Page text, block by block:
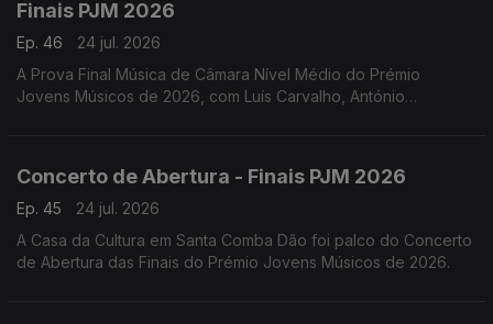
Finais PJM 2026
Ep. 46
24 jul. 2026
A Prova Final Música de Câmara Nível Médio do Prémio
Jovens Músicos de 2026, com Luís Carvalho, António
Concerto de Abertura - Finais PJM 2026
Ep. 45
24 jul. 2026
A Casa da Cultura em Santa Comba Dão foi palco do Concerto
de Abertura das Finais do Prémio Jovens Músicos de 2026.